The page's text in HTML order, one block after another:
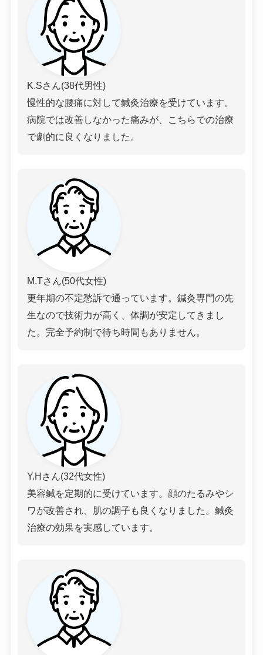
K.Sさん(38代男性)
慢性的な腰痛に対して鍼灸治療を受けています。
病院では改善しなかった痛みが、こちらでの治療
で劇的に良くなりました。
M.Tさん(50代女性)
更年期の不定愁訴で通っています。鍼灸専門の先
生なので技術力が高く、体調が安定してきまし
た。完全予約制で待ち時間もありません。
Y.Hさん(32代女性)
美容鍼を定期的に受けています。顔のたるみやシ
ワが改善され、肌の調子も良くなりました。鍼灸
治療の効果を実感しています。